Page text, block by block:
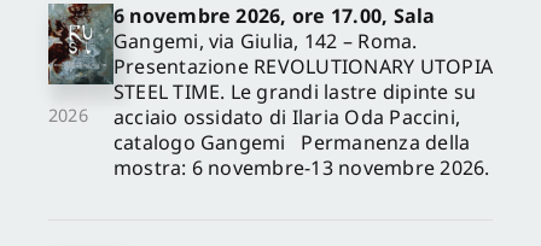
2026
6 novembre 2026, ore 17.00, Sala
Gangemi, via Giulia, 142 – Roma.
Presentazione REVOLUTIONARY UTOPIA
STEEL TIME. Le grandi lastre dipinte su
acciaio ossidato di Ilaria Oda Paccini,
catalogo Gangemi Permanenza della
mostra: 6 novembre-13 novembre 2026.